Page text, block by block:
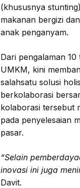
(khususnya
makanan bergizi
anak penganyam.
Dari pengalaman
UMKM, kini
salahsatu solusi
berkolaborasi
kolaborasi tersebut
pada penyelesaian
pasar.
“Selain
inovasi ini juga
Davit.